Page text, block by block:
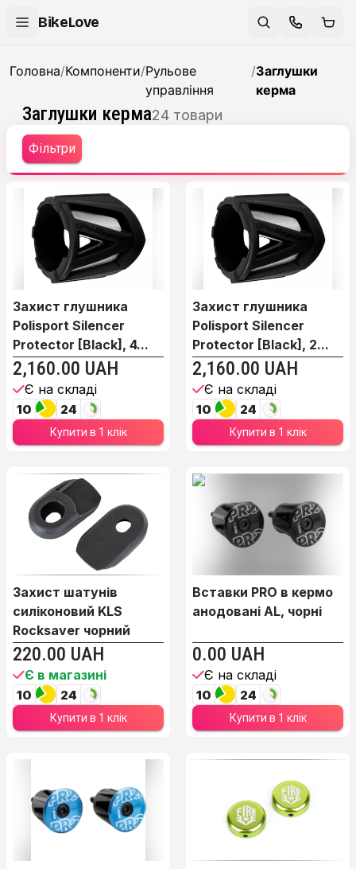
BikeLove
Головна/Компоненти/Рульове
управління
/Заглушки
керма
Заглушки керма24 товари
Фільтри
Захист глушника
Polisport Silencer
Protector [Black], 4...
2,160.00 UAH
Є на складі
10 24
Купити в 1 клік
Захист глушника
Polisport Silencer
Protector [Black], 2...
2,160.00 UAH
Є на складі
10 24
Купити в 1 клік
Захист шатунів
силіконовий KLS
Rocksaver чорний
220.00 UAH
Є в магазині
10 24
Купити в 1 клік
Вставки PRO в кермо
анодовані AL, чорні
0.00 UAH
Є на складі
10 24
Купити в 1 клік